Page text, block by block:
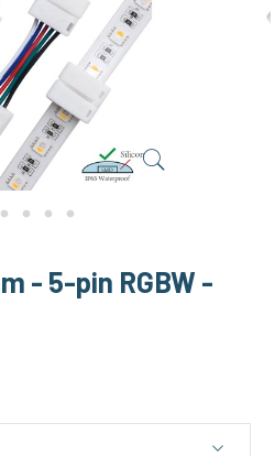
Ändlock till hörn aluminiumprofil för LED-list - 2 st
LUMIMORE
- 5-pin RGBW -